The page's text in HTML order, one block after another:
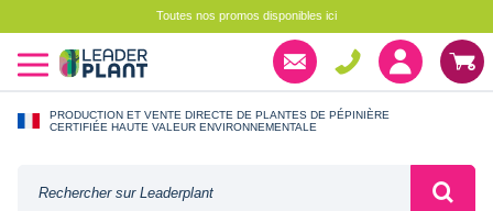
Toutes nos promos disponibles ici
PRODUCTION ET VENTE DIRECTE DE PLANTES DE PÉPINIÈRE
CERTIFIÉE HAUTE VALEUR ENVIRONNEMENTALE